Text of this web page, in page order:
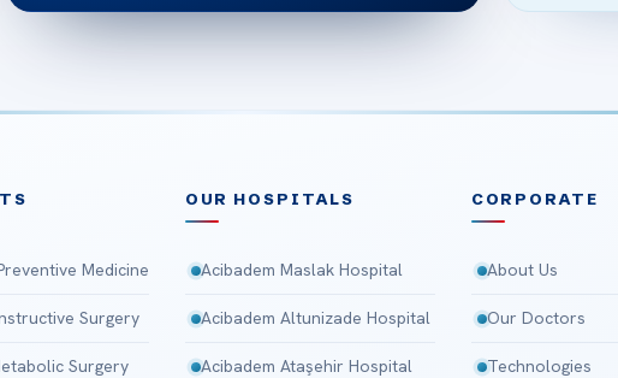
Medicine
Surgery
Surgery
OUR HOSPITALS
Acibadem Maslak Hospital
Acibadem Altunizade Hospital
Acibadem Ataşehir Hospital
CORPORATE
About Us
Our Doctors
Technologies